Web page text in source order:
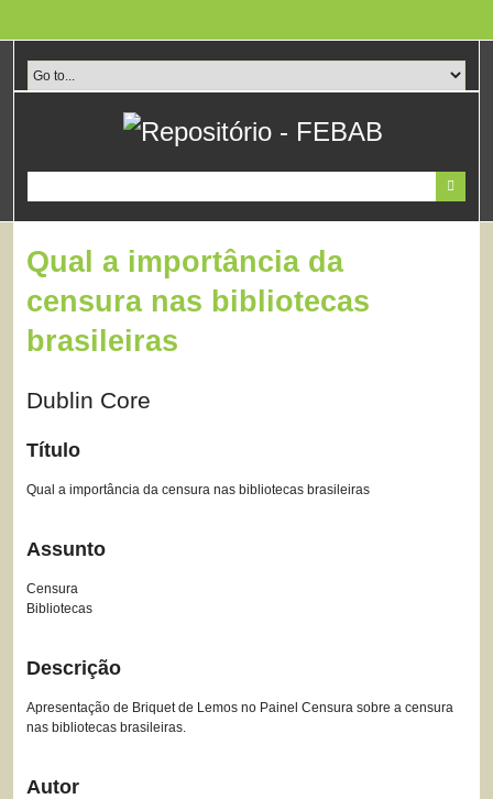
conteúdo
principal
Qual a importância da
censura nas bibliotecas
brasileiras
Dublin Core
Título
Qual a importância da censura nas bibliotecas brasileiras
Assunto
Censura
Bibliotecas
Descrição
Apresentação de Briquet de Lemos no Painel Censura sobre a censura
nas bibliotecas brasileiras.
Autor